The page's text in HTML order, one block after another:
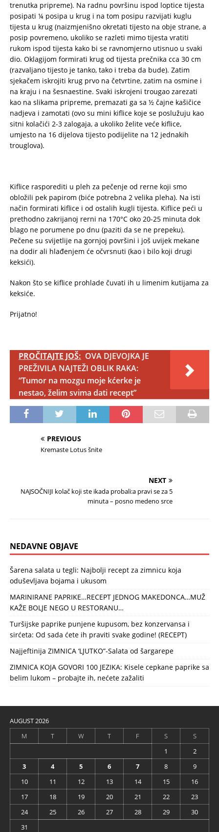
trenutka pripreme). Na radnu površinu ispod loptice tijesta
posipati ¼ posipa u krug i na tom posipu razvijati kuglu
tijesta u krug (naizmjenišno okretati tijesto na obje strane, a
posip povremeno, ukoliko se razleti mimo tijesta vratiti
rukom ispod tijesta kako bi se ravnomjerno utisnuo u svaki
dio. Oklagijom formirati krug od tijesta prečnika cca 30 cm
(razvaljano tijesto je tanko, tako i treba da bude). Zatim
sjekačem iskrojiti krug prvo na četvrtine, zatim na osmine i
na kraju i na šesnaestine. Svaki iskrojeni trougao zarezati
kao na slikama pripreme, premazati ga sa ½ čajne kašičice
nadjeva i zamotati (ovo su mini kiflice koje se poslužuju kao
sitni kolačići 2-3 zalogaja, a ukoliko želite veće kiflice,
umjesto na 16 dijelova tijesto podijelite na 12 jednakih
trouglova).
Kiflice rasporediti u pleh za pečenje od rerne koji smo
obložili pek papirom (biće potrebna 2 velika pleha). Na isti
način formirati kiflice i od ostalih kugli tijesta. Kiflice peći u
prethodno zakrijanoj rerni na 170°C oko 20-25 minuta dok
blago ne porumene po dnu (paziti da se ne prepeku).
Pečene su svijetlije na gornjoj površini i još uvijek mekane
na dodir ali hlađenjem će očvrsnuti (kao i bilo koji drugi
keksići).
Nakon što se kiflice prohlade čuvati ih u limenim kutijama za
keksiće.
Prijatno!
PROČITAJTE JOŠ: OVA DJEVOJKA JE
PREŽIVILA NAJTEŽI OBLIK RAKA:
“Tumor na mozgu moje kćerke je
nestao, želim svima dati recept”
PREVIOUS
Kremaste Lotus šnite
NEXT
NAJSOČNIJI kolač koji ste ikada probali:a pravi se za 5
minuta – posno medeno srce
NEDAVNE OBJAVE
Šarena salata u tegli: Najbolji recept za zimnicu koja
oduševljava bojama i ukusom
MARINIRANE PAPRIKE…RECEPT JEDNOG MAKEDONCA…MUŽ
KAŽE BOLJE NEGO U RESTORANU…
Turšijske paprike punjene kupusom, bez konzervansa i
sirćeta: Od sada ćete ih praviti svake godine! (RECEPT)
Najjeftinija ZIMNICA ‘LJUTKO”-Salata od šargarepe
ZIMNICA KOJA GOVORI 100 JEZIKA: Kisele cepkane paprike sa
belim lukom – probajte ih, nećete zažaliti
AUGUST 2026
M
T W T F S
S
1
2
3
4 5 6 7 8
9
10
11 12 13 14 15
16
17
18 19 20 21 22
23
24
25 26 27 28 29
30
31